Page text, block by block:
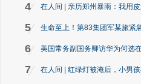
4 在人间 | 亲历郑州暴雨：我用
5 生命至上！第83集团军某旅紧
6 美国常务副国务卿访华为何选
7 在人间 | 红绿灯被淹后，小男